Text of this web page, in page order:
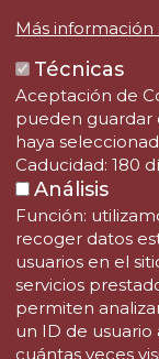
Más
Técnicas
Aceptación de
pueden guardar
haya
Caducidad: 180
Análisis
Función:
recoger datos
usuarios en el
servicios
permiten
un ID de
cuántas veces